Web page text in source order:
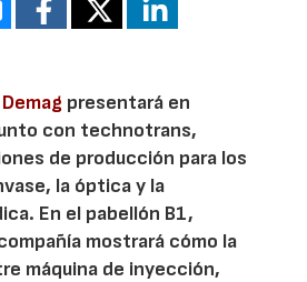
presentará en
con technotrans,
de producción para los
la óptica y la
En el pabellón B1,
mostrará cómo la
máquina de inyección,